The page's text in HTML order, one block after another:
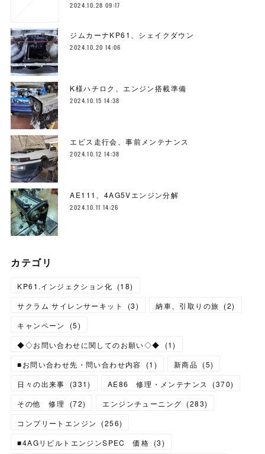
2024.10.28 09:17
ジムカーナKP61、シェイクダウン
2024.10.20 14:06
K様ハチロク、エンジン搭載準備
2024.10.15 14:38
エビス走行会、事前メンテナンス
2024.10.12 14:38
AE111、4AG5Vエンジン分解
2024.10.11 14:26
カテゴリ
KP61.インジェクション化 (18)
サクラム サイレンサーキット
(3) 納車、引取りの旅 (2)
キャンペーン
(5)
◆◇お問い合わせに関してのお願い◇◆
(1)
■お問い合わせ先・問い合わせ内容
(1 ) 新商品 (5)
日々の出来事
(331) AE86 修理・メンテナンス (370)
その他 修理
(72) エンジンチューニング (283)
コンプリートエンジン
(256)
■4AGリビルトエンジンSPEC 価格 (3)